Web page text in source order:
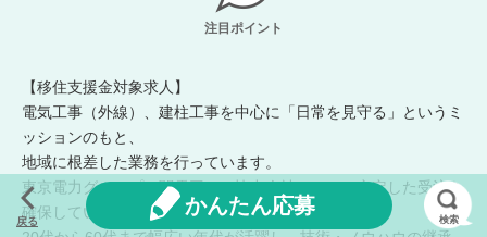
注目ポイント
【移住支援金対象求人】
電気工事（外線）、建柱工事を中心に「日常を見守る」というミ
ッションのもと、
地域に根差した業務を行っています。
東京電力グループ（関電工）の協力会社として、安定した受注を
確保しています。
戻る
かんたん応募
検索